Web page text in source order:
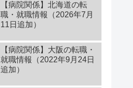
【病院関係】北海道の転
職・就職情報（2026年7月
11日追加）
【病院関係】大阪の転職・
就職情報（2022年9月24日
追加）